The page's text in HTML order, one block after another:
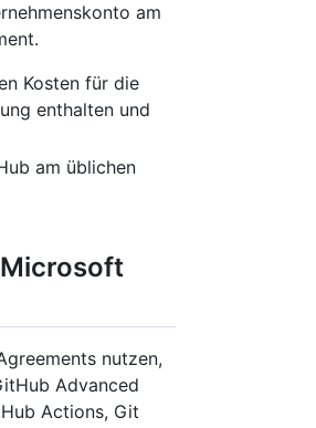
am
Kosten für die
enthalten und
am üblichen
nutzen,
Advanced
Actions, Git